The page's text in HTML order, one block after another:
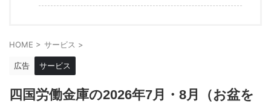
HOME > サービス >
広告 サービス
四国労働金庫の2026年7月・8月（お盆を